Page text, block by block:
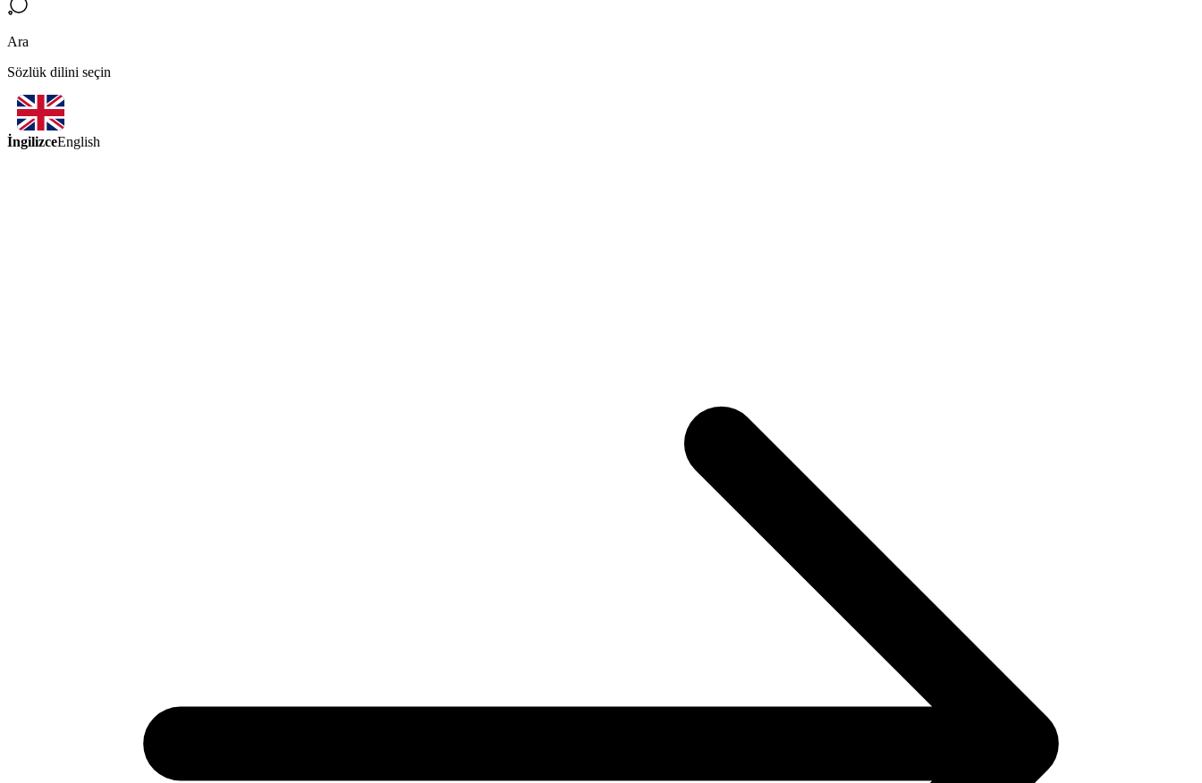
Ara
Sözlük dilini seçin
İngilizceEnglish